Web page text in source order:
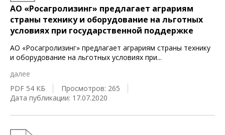
АО «Росагролизинг» предлагает аграриям
страны технику и оборудование на льготных
условиях при государственной поддержке
АО «Росагролизинг» предлагает аграриям страны технику
и оборудование на льготных условиях при...
далее
PDF 54 КБ
Просмотров: 265
Дата публикации: 17.07.2020